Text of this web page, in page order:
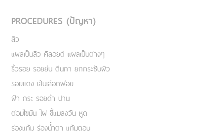
PROCEDURES (ปัญหา)
สิว
แผลเป็นสิว คีลอยด์ แผลเป็นต่างๆ
ริ้วรอย รอยย่น ตีนกา ยกกระชับผิว
รอยแดง เส้นเลือดฟอย
ฝ้า กระ รอยดำ ปาน
ต่อมไขมัน ไฝ ขี้แมลงวัน หูด
ร่องแก้ม ร่องน้ำตา แก้มตอบ